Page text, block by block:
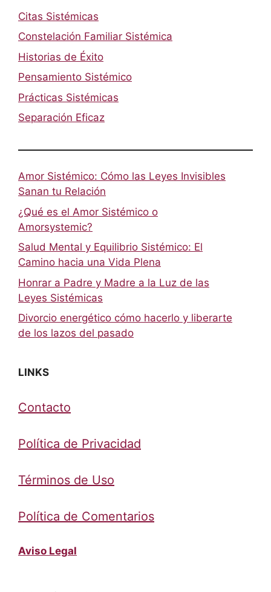
Citas Sistémicas
Constelación Familiar Sistémica
Historias de Éxito
Pensamiento Sistémico
Prácticas Sistémicas
Separación Eficaz
Amor Sistémico: Cómo las Leyes Invisibles
Sanan tu Relación
¿Qué es el Amor Sistémico o
Amorsystemic?
Salud Mental y Equilibrio Sistémico: El
Camino hacia una Vida Plena
Honrar a Padre y Madre a la Luz de las
Leyes Sistémicas
Divorcio energético cómo hacerlo y liberarte
de los lazos del pasado
LINKS
Contacto
Política de Privacidad
Términos de Uso
Política de Comentarios
Aviso Legal